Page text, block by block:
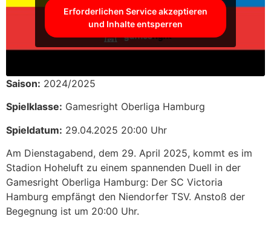
Erforderlichen Service akzeptieren
und Inhalte entsperren
Saison: 2024/2025
Spielklasse: Gamesright Oberliga Hamburg
Spieldatum: 29.04.2025 20:00 Uhr
Am Dienstagabend, dem 29. April 2025, kommt es im
Stadion Hoheluft zu einem spannenden Duell in der
Gamesright Oberliga Hamburg: Der SC Victoria
Hamburg empfängt den Niendorfer TSV. Anstoß der
Begegnung ist um 20:00 Uhr.